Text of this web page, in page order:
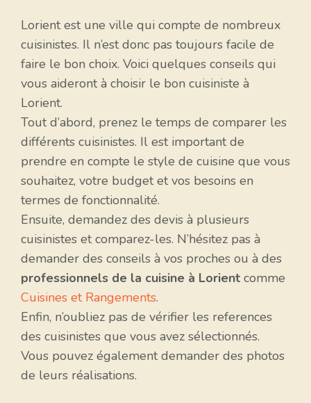
Lorient est une ville qui compte de nombreux
cuisinistes. Il n’est donc pas toujours facile de
faire le bon choix. Voici quelques conseils qui
vous aideront à choisir le bon cuisiniste à
Lorient.
Tout d’abord, prenez le temps de comparer les
différents cuisinistes. Il est important de
prendre en compte le style de cuisine que vous
souhaitez, votre budget et vos besoins en
termes de fonctionnalité.
Ensuite, demandez des devis à plusieurs
cuisinistes et comparez-les. N’hésitez pas à
demander des conseils à vos proches ou à des
professionnels de la cuisine à Lorient comme
Cuisines et Rangements.
Enfin, n’oubliez pas de vérifier les references
des cuisinistes que vous avez sélectionnés.
Vous pouvez également demander des photos
de leurs réalisations.